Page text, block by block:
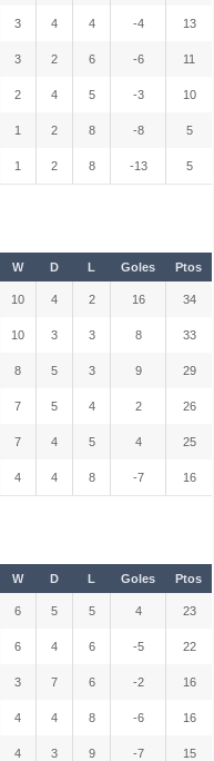
3 4 4 -4 13
3 2 6 -6 11
2 4 5 -3 10
1 2 8 -8 5
1 2 8 -13 5
W D L Goles Ptos
10 4 2 16 34
10 3 3 8 33
8 5 3 9 29
7 5 4 2 26
7 4 5 4 25
4 4 8 -7 16
W D L Goles Ptos
6 5 5 4 23
6 4 6 -5 22
3 7 6 -2 16
4 4 8 -6 16
4 3 9 -7 15